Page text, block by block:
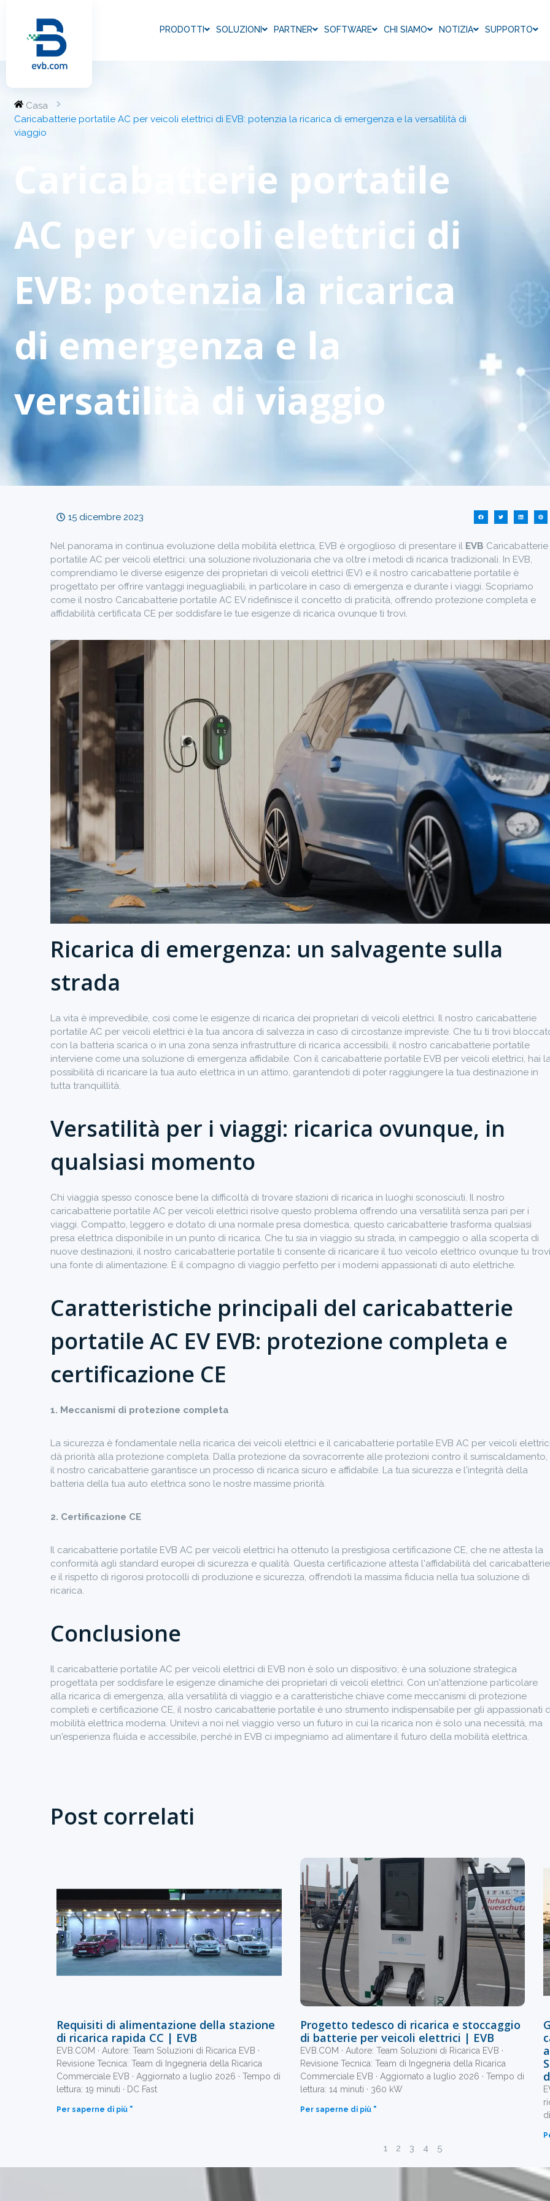
PRODOTTI SOLUZIONI PARTNER SOFTWARE CHI SIAMO NOTIZIA SUPPORTO
Casa
Caricabatterie portatile AC per veicoli elettrici di EVB: potenzia la ricarica di emergenza e la versatilità di
viaggio
Caricabatterie portatile
AC per veicoli elettrici di
EVB: potenzia la ricarica
di emergenza e la
versatilità di viaggio
15 dicembre 2023
Nel panorama in continua evoluzione della mobilità elettrica, EVB è orgoglioso di presentare il EVB Caricabatterie
portatile AC per veicoli elettrici: una soluzione rivoluzionaria che va oltre i metodi di ricarica tradizionali. In EVB,
comprendiamo le diverse esigenze dei proprietari di veicoli elettrici (EV) e il nostro caricabatterie portatile è
progettato per offrire vantaggi ineguagliabili, in particolare in caso di emergenza e durante i viaggi. Scopriamo
come il nostro Caricabatterie portatile AC EVridefinisce il concetto di praticità, offrendo protezione completa e
affidabilità certificata CE per soddisfare le tue esigenze di ricarica ovunque ti trovi.
Ricarica di emergenza: un salvagente sulla
strada
La vita è imprevedibile, così come le esigenze di ricarica dei proprietari di veicoli elettrici. Il nostro caricabatterie
portatile AC per veicoli elettrici è la tua ancora di salvezza in caso di circostanze impreviste. Che tu ti trovi
con la batteria scarica o in una zona senza infrastrutture di ricarica accessibili, il nostro caricabatterie portatile
interviene come una soluzione di emergenza affidabile. Con il caricabatterie portatile EVB per veicoli elettrici, hai
possibilità di ricaricare la tua auto elettrica in un attimo, garantendoti di poter raggiungere la tua destinazione in
tutta tranquillità.
Versatilità per i viaggi: ricarica ovunque, in
qualsiasi momento
Chi viaggia spesso conosce bene la difficoltà di trovare stazioni di ricarica in luoghi sconosciuti. Il nostro
caricabatterie portatile AC per veicoli elettrici risolve questo problema offrendo una versatilità senza pari per i
viaggi. Compatto, leggero e dotato di una normale presa domestica, questo caricabatterie trasforma qualsiasi
presa elettrica disponibile in un punto di ricarica. Che tu sia in viaggio su strada, in campeggio o alla scoperta di
nuove destinazioni, il nostro caricabatterie portatile ti consente di ricaricare il tuo veicolo elettrico ovunque tu trovi
una fonte di alimentazione. È il compagno di viaggio perfetto per i moderni appassionati di auto elettriche.
Caratteristiche principali del caricabatterie
portatile AC EV EVB: protezione completa e
certificazione CE
1. Meccanismi di protezione completa
La sicurezza è fondamentale nella ricarica dei veicoli elettrici e il caricabatterie portatile EVB AC per veicoli
dà priorità alla protezione completa. Dalla protezione da sovracorrente alle protezioni contro il surriscaldamento,
il nostro caricabatterie garantisce un processo di ricarica sicuro e affidabile. La tua sicurezza e l'integrità della
batteria della tua auto elettrica sono le nostre massime priorità.
2. Certificazione CE
Il caricabatterie portatile EVB AC per veicoli elettrici ha ottenuto la prestigiosa certificazione CE, che ne attesta la
conformità agli standard europei di sicurezza e qualità. Questa certificazione attesta l'affidabilità del caricabatterie
e il rispetto di rigorosi protocolli di produzione e sicurezza, offrendoti la massima fiducia nella tua soluzione di
ricarica.
Conclusione
Il caricabatterie portatile AC per veicoli elettrici di EVB non è solo un dispositivo; è una soluzione strategica
progettata per soddisfare le esigenze dinamiche dei proprietari di veicoli elettrici. Con un'attenzione particolare
alla ricarica di emergenza, alla versatilità di viaggio e a caratteristiche chiave come meccanismi di protezione
completi e certificazione CE, il nostro caricabatterie portatile è uno strumento indispensabile per gli appassionati
mobilità elettrica moderna. Unitevi a noi nel viaggio verso un futuro in cui la ricarica non è solo una necessità, ma
un'esperienza fluida e accessibile, perché in EVB ci impegniamo ad alimentare il futuro della mobilità elettrica.
Post correlati
Requisiti di alimentazione della stazione
di ricarica rapida CC | EVB
EVB.COM · Autore: Team Soluzioni di Ricarica EVB ·
Revisione Tecnica: Team di Ingegneria della Ricarica
Commerciale EVB · Aggiornato a luglio 2026 · Tempo di
lettura: 19 minuti · DC Fast
Per saperne di più "
Progetto tedesco di ricarica e stoccaggio
di batterie per veicoli elettrici | EVB
EVB.COM · Autore: Team Soluzioni di Ricarica EVB ·
Revisione Tecnica: Team di Ingegneria della Ricarica
Commerciale EVB · Aggiornato a luglio 2026 · Tempo di
lettura: 14 minuti · 360 kW
Per saperne di più "
1 2 3 4 5